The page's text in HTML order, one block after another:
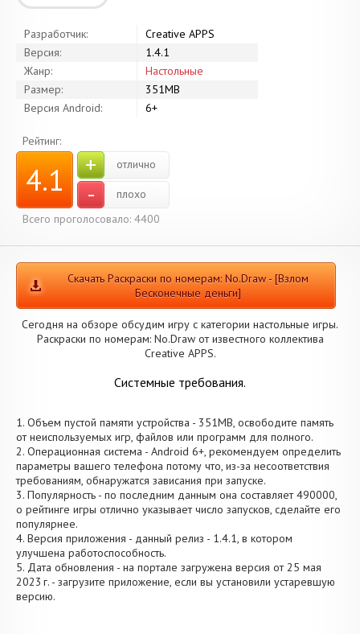
Разработчик:
Creative APPS
Версия:
1.4.1
Жанр:
Настольные
Размер:
351MB
Версия Android:
6+
Рейтинг:
4.1 + отлично
-
плохо
Всего проголосовало: 4400
Скачать Раскраски по номерам: No.Draw - [Взлом
Бесконечные деньги]
Сегодня на обзоре обсудим игру с категории настольные игры.
Раскраски по номерам: No.Draw от известного коллектива
Creative APPS.
Системные требования.
1. Объем пустой памяти устройства - 351MB, освободите память
от неиспользуемых игр, файлов или программ для полного.
2. Операционная система - Android 6+, рекомендуем определить
параметры вашего телефона потому что, из-за несоответствия
требованиям, обнаружатся зависания при запуске.
3. Популярность - по последним данным она составляет 490000,
о рейтинге игры отлично указывает число запусков, сделайте его
популярнее.
4. Версия приложения - данный релиз - 1.4.1, в котором
улучшена работоспособность.
5. Дата обновления - на портале загружена версия от 25 мая
2023 г. - загрузите приложение, если вы установили устаревшую
версию.